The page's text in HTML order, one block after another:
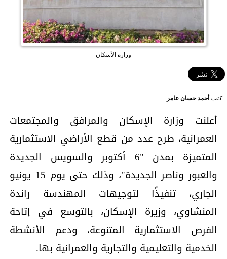
وزارة الأسكان
كتب أحمد حسان عامر
أعلنت وزارة الإسكان والمرافق والمجتمعات
العمرانية، طرح عدد من قطع الأراضي الاستثمارية
المتميزة بمدن "6 أكتوبر والسويس الجديدة
والعبور وناصر الجديدة"، وذلك حتى يوم 15 يونيو
الجاري، تنفيذًا لتوجيهات المهندسة راندة
المنشاوي، وزيرة الإسكان، بالتوسع في إتاحة
الفرص الاستثمارية المتنوعة، ودعم الأنشطة
الخدمية والتعليمية والتجارية والعمرانية بها.